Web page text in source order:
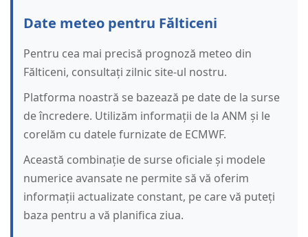
Date meteo pentru Fălticeni
Pentru cea mai precisă prognoză meteo din
Fălticeni, consultați zilnic site-ul nostru.
Platforma noastră se bazează pe date de la surse
de încredere. Utilizăm informații de la ANM și le
corelăm cu datele furnizate de ECMWF.
Această combinație de surse oficiale și modele
numerice avansate ne permite să vă oferim
informații actualizate constant, pe care vă puteți
baza pentru a vă planifica ziua.